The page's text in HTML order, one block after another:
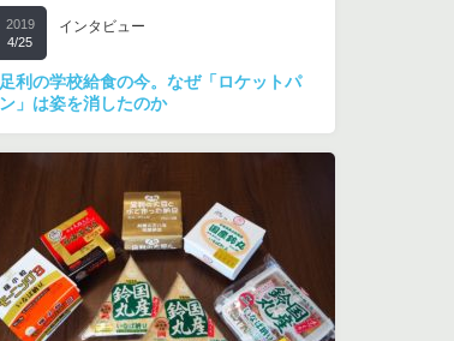
2019
4/25
インタビュー
足利の学校給食の今。なぜ「ロケットパ
ン」は姿を消したのか